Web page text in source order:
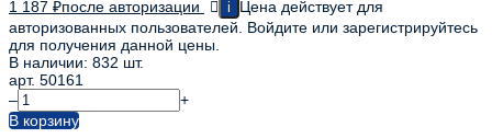
1 187 ₽после авторизации i
Цена действует для
авторизованных пользователей. Войдите или зарегистрируйтесь
для получения данной цены.
В наличии: 832 шт.
арт. 50161
–
+
В корзину